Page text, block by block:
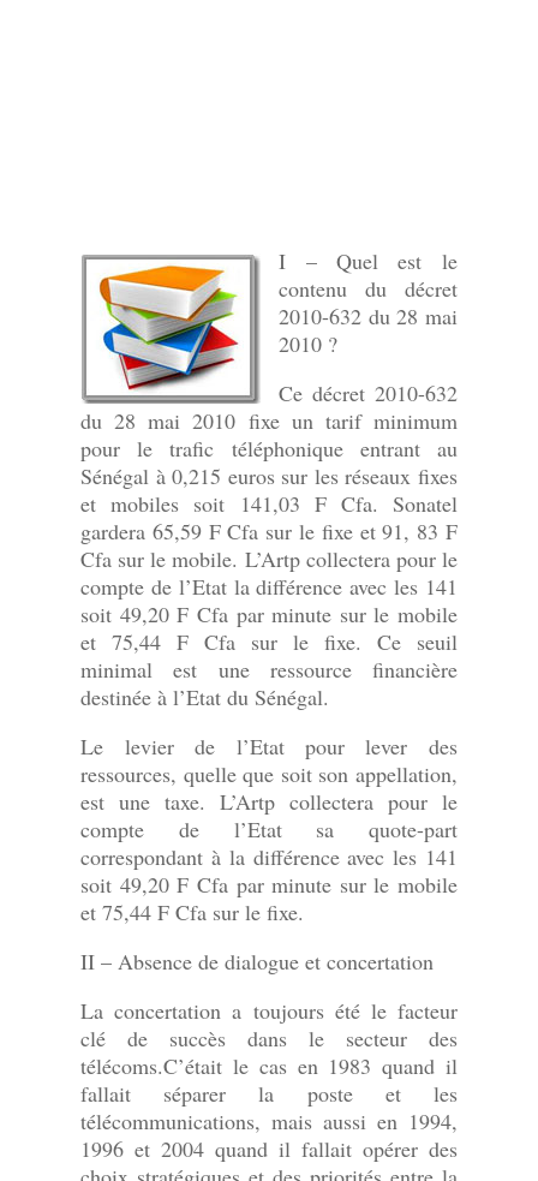
I – Quel est le
contenu du décret
2010-632 du 28 mai
2010 ?
Ce décret 2010-632
du 28 mai 2010 fixe un tarif minimum
pour le trafic téléphonique entrant au
Sénégal à 0,215 euros sur les réseaux fixes
et mobiles soit 141,03 F Cfa. Sonatel
gardera 65,59 F Cfa sur le fixe et 91, 83 F
Cfa sur le mobile. L’Artp collectera pour le
compte de l’Etat la différence avec les 141
soit 49,20 F Cfa par minute sur le mobile
et 75,44 F Cfa sur le fixe. Ce seuil
minimal est une ressource financière
destinée à l’Etat du Sénégal.
Le levier de l’Etat pour lever des
ressources, quelle que soit son appellation,
est une taxe. L’Artp collectera pour le
compte de l’Etat sa quote-part
correspondant à la différence avec les 141
soit 49,20 F Cfa par minute sur le mobile
et 75,44 F Cfa sur le fixe.
II – Absence de dialogue et concertation
La concertation a toujours été le facteur
clé de succès dans le secteur des
télécoms.C’était le cas en 1983 quand il
fallait séparer la poste et les
télécommunications, mais aussi en 1994,
1996 et 2004 quand il fallait opérer des